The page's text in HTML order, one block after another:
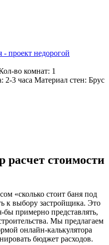
- проект недорогой
во комнат: 1
2-3 часа Материал стен: Брус
расчет стоимости
«сколько стоит баня под
к выбору застройщика. Это
примерно представлять,
Мы предлагаем
онлайн-калькулятора
бюджет расходов.